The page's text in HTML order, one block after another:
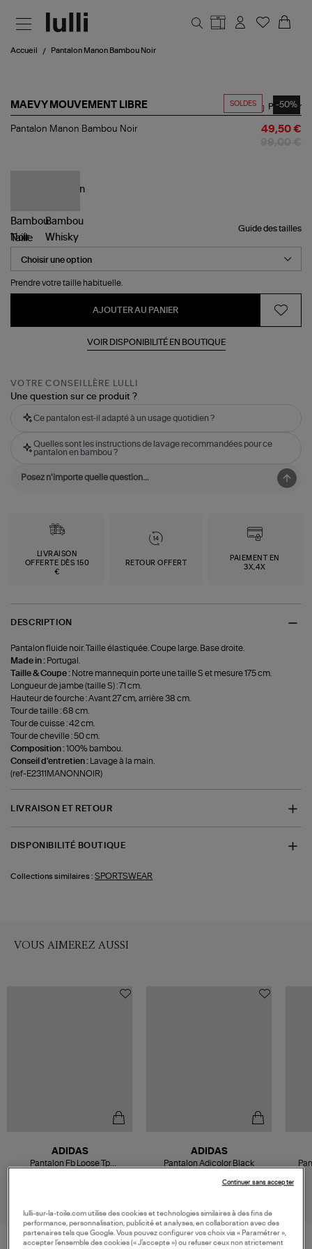
Accueil Pantalon Manon Bambou Noir
SOLDES -50%
MAEVY MOUVEMENT LIBRE
Pantalon
Partager
Pantalon Manon Bambou Noir 49,50 €
Guide des tailles
Taille
Prendre votre taille habituelle.
AJOUTER AU PANIER
VOIR DISPONIBILITÉ EN BOUTIQUE
VOTRE CONSEILLÈRE LULLI
Une question sur ce produit ?
Ce pantalon est-il adapté à un usage quotidien ?
Quelles sont les instructions de lavage recommandées pour ce
pantalon en bambou ?
LIVRAISON
OFFERTE DÈS 150
€
RETOUR OFFERT
PAIEMENT EN
3X,4X
DESCRIPTION
Pantalon fluide noir. Taille élastiquée. Coupe large. Base droite.
Made in : Portugal.
Taille & Coupe : Notre mannequin porte une taille S et mesure 175 cm.
Longueur de jambe (taille S) : 71 cm.
Hauteur de fourche : Avant 27 cm, arrière 38 cm.
Tour de taille : 68 cm.
Tour de cuisse : 42 cm.
Tour de cheville : 50 cm.
Composition :100% bambou.
Conseil d'entretien :
Lavage à la main.
(ref-E2311MANONNOIR)
LIVRAISON ET RETOUR
DISPONIBILITÉ BOUTIQUE
Collections similaires : SPORTSWEAR
VOUS AIMEREZ AUSSI
ADIDAS
Pantalon Fb Loose Tp
ADIDAS
Pantalon Adicolor Black
lulli-sur-la-toile.com utilise des cookies et technologies similaires à des fins de
performance, personnalisation, publicité et analyses, en collaboration avec des
partenaires tels que Google. Vous pouvez configurer vos choix via « Paramétrer »,
accepter l’ensemble des cookies (« J’accepte ») ou refuser ceux non strictement
Continuer sans accepter